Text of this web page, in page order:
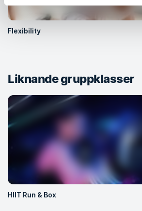
Flexibility
Liknande gruppklasser
HIIT Run & Box